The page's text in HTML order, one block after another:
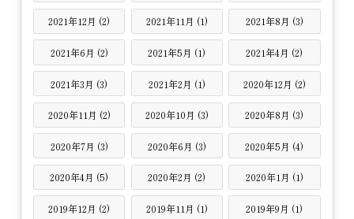
2021年12月 (2) 2021年11月 (1) 2021年8月 (3)
2021年6月 (2) 2021年5月 (1) 2021年4月 (2)
2021年3月 (3) 2021年2月 (1) 2020年12月 (2)
2020年11月 (2) 2020年10月 (3) 2020年8月 (3)
2020年7月 (3) 2020年6月 (3) 2020年5月 (4)
2020年4月 (5) 2020年2月 (2) 2020年1月 (1)
2019年12月 (2) 2019年11月 (1) 2019年9月 (1)